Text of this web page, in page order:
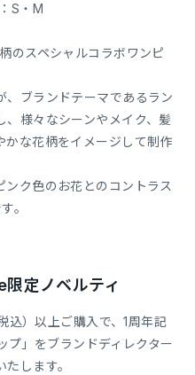
S・M
のスペシャルコラボワンピ
、ブランドテーマであるラン
様々なシーンやメイク、髪
かな花柄をイメージして制作
ク色のお花とのコントラス
。
定ノベルティ
込）以上ご購入で、1周年記
プ」をブランドディレクター
します。